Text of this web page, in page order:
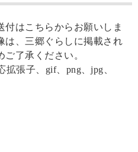
はこちらからお願いしま
は、三郷ぐらしに掲載され
了承ください。
拡張子、gif、png、jpg、